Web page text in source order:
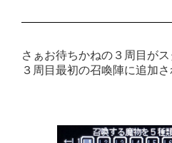
さぁお待ちかねの３周目がス
３周目最初の召喚陣に追加